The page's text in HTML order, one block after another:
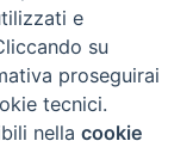
Torna
e
su
proseguirai
tecnici.
nellacookie